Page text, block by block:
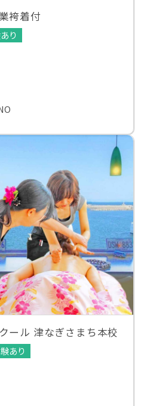
袴着付
り
ール 津なぎさまち本校
あり